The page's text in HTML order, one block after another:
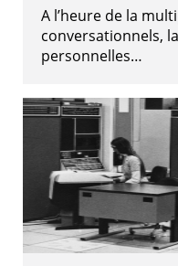
A l’heure de la
conversationnels,
personnelles…